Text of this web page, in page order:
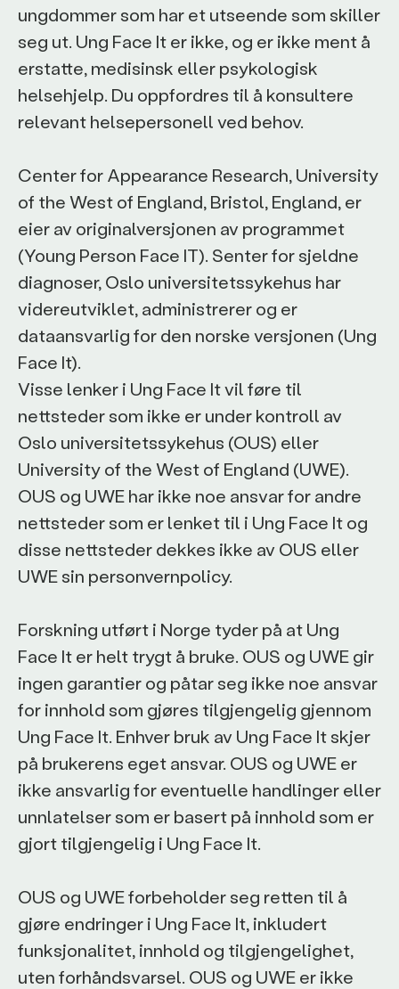
ungdommer som har et utseende som skiller
seg ut. Ung Face It er ikke, og er ikke ment å
erstatte, medisinsk eller psykologisk
helsehjelp. Du oppfordres til å konsultere
relevant helsepersonell ved behov.
Center for Appearance Research, University
of the West of England, Bristol, England, er
eier av originalversjonen av programmet
(Young Person Face IT). Senter for sjeldne
diagnoser, Oslo universitetssykehus har
videreutviklet, administrerer og er
dataansvarlig for den norske versjonen (Ung
Face It).
Visse lenker i Ung Face It vil føre til
nettsteder som ikke er under kontroll av
Oslo universitetssykehus (OUS) eller
University of the West of England (UWE).
OUS og UWE har ikke noe ansvar for andre
nettsteder som er lenket til i Ung Face It og
disse nettsteder dekkes ikke av OUS eller
UWE sin personvernpolicy.
Forskning utført i Norge tyder på at Ung
Face It er helt trygt å bruke. OUS og UWE gir
ingen garantier og påtar seg ikke noe ansvar
for innhold som gjøres tilgjengelig gjennom
Ung Face It. Enhver bruk av Ung Face It skjer
på brukerens eget ansvar. OUS og UWE er
ikke ansvarlig for eventuelle handlinger eller
unnlatelser som er basert på innhold som er
gjort tilgjengelig i Ung Face It.
OUS og UWE forbeholder seg retten til å
gjøre endringer i Ung Face It, inkludert
funksjonalitet, innhold og tilgjengelighet,
uten forhåndsvarsel. OUS og UWE er ikke